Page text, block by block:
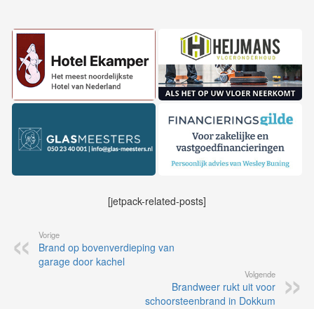
[jetpack-related-posts]
Vorige
Brand op bovenverdieping van
garage door kachel
Volgende
Brandweer rukt uit voor
schoorsteenbrand in Dokkum